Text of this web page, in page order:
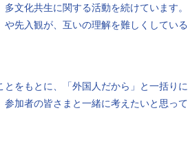
文化共生に関する活動を続けています。
先入観が、互いの理解を難しくしている
をもとに、「外国人だから」と一括りに
加者の皆さまと一緒に考えたいと思って